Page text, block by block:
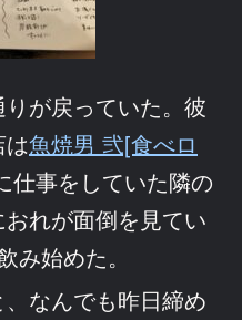
が戻っていた。彼
魚焼男 弐[食べロ
仕事をしていた隣の
れが面倒を見てい
み始めた。
なんでも昨日締め